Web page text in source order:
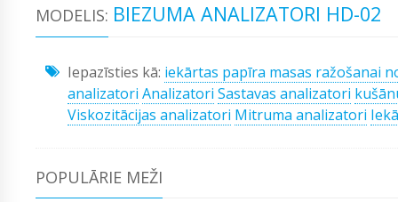
MODELIS: BIEZUMA ANALIZATORI HD-02
Iepazīsties kā: iekārtas papīra masas ražošanai
analizatori Analizatori Sastavas analizatori
Viskozitācijas analizatori Mitruma analizatori
POPULĀRIE MEŽI